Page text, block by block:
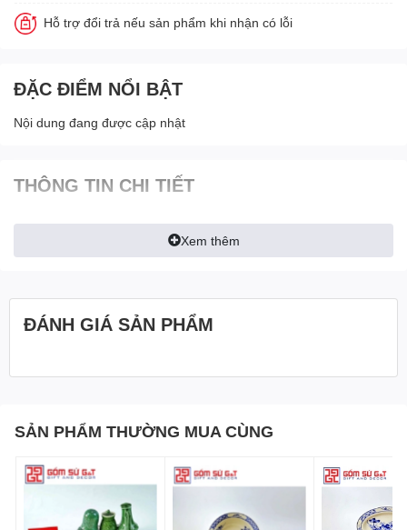
Hỗ trợ đổi trả nếu sản phẩm khi nhận có lỗi
ĐẶC ĐIỂM NỔI BẬT
Nội dung đang được cập nhật
THÔNG TIN CHI TIẾT
Xem thêm
ĐÁNH GIÁ SẢN PHẨM
SẢN PHẨM THƯỜNG MUA CÙNG